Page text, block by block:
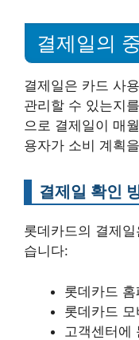
결제일의
결제일은 카드 사
관리할 수 있는지
으로 결제일이 매
용자가 소비 계획
결제일 확인
롯데카드의 결제
습니다:
롯데카드
롯데카드
고객센터에